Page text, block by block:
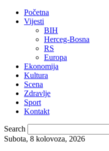
Početna
Vijesti
BIH
Herceg-Bosna
RS
Europa
Ekonomija
Kultura
Scena
Zdravlje
Sport
Kontakt
Search
Subota, 8 kolovoza, 2026